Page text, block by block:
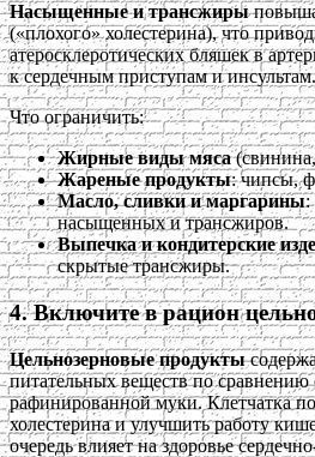
Насыщенные и трансжиры
(«плохого» холестерина), что
атеросклеротических бляшек в
к сердечным приступам и инсультам.
Что ограничить:
Жирные виды мяса
Жареные продукты: чипсы,
Масло, сливки и маргарины:
насыщенных и трансжиров.
Выпечка и кондитерские
скрытые трансжиры.
4. Включите в рацион
Цельнозерновые продукты
питательных веществ по сравнению
рафинированной муки. Клетчатка
холестерина и улучшить работу
очередь влияет на здоровье